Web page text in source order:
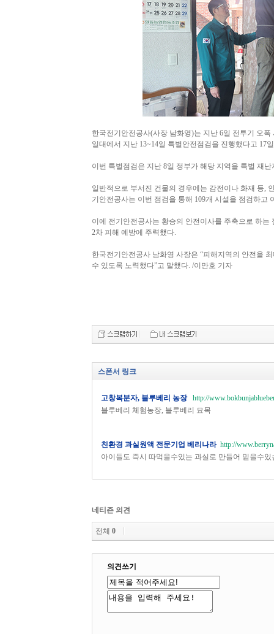
한국전기안전공사(사장 남화영)는 지난 6일 전투기 오
일대에서 지난 13~14일 특별안전점검을 진행했다고 17
이번 특별점검은 지난 8일 정부가 해당 지역을 특별 재
일반적으로 부서진 건물의 경우에는 감전이나 화재 등,
기안전공사는 이번 점검을 통해 109개 시설을 점검하고
이에 전기안전공사는 황승의 안전이사를 주축으로 하
2차 피해 예방에 주력했다.
한국전기안전공사 남화영 사장은 “피해지역의 안전을
수 있도록 노력했다”고 말했다. /이만호 기자
스폰서 링크
고창복분자, 블루베리 농장 http://
블루베리 체험농장, 블루베리 묘목
친환경 과실원액 전문기업 베리나라 http://
아이들도 즉시 따먹을수있는 과실로 만들어 믿을수있
네티즌 의견
전체 0
의견쓰기